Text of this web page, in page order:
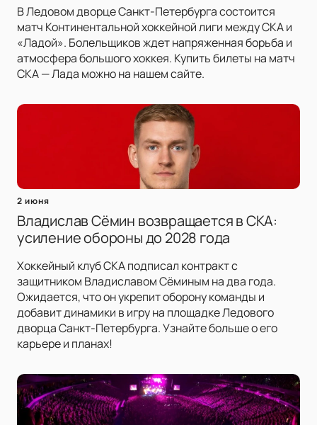
В Ледовом дворце Санкт-Петербурга состоится
матч Континентальной хоккейной лиги между СКА и
«Ладой». Болельщиков ждет напряженная борьба и
атмосфера большого хоккея. Купить билеты на матч
СКА — Лада можно на нашем сайте.
2 июня
Владислав Сёмин возвращается в СКА:
усиление обороны до 2028 года
Хоккейный клуб СКА подписал контракт с
защитником Владиславом Сёминым на два года.
Ожидается, что он укрепит оборону команды и
добавит динамики в игру на площадке Ледового
дворца Санкт-Петербурга. Узнайте больше о его
карьере и планах!